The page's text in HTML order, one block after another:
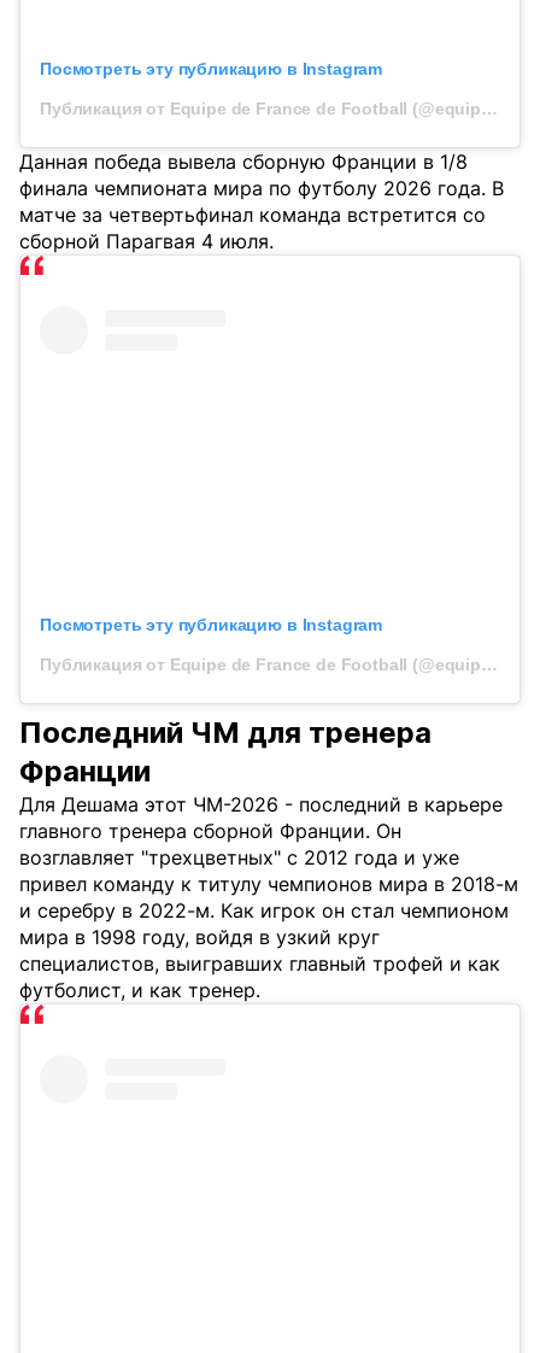
Посмотреть эту публикацию в Instagram
Публикация от Equipe de France de Football (@equipedefrance)
Данная победа вывела сборную Франции в 1/8
финала чемпионата мира по футболу 2026 года. В
матче за четвертьфинал команда встретится со
сборной Парагвая 4 июля.
Посмотреть эту публикацию в Instagram
Публикация от Equipe de France de Football (@equipedefrance)
Последний ЧМ для тренера
Франции
Для Дешама этот ЧМ-2026 - последний в карьере
главного тренера сборной Франции. Он
возглавляет "трехцветных" с 2012 года и уже
привел команду к титулу чемпионов мира в 2018-м
и серебру в 2022-м. Как игрок он стал чемпионом
мира в 1998 году, войдя в узкий круг
специалистов, выигравших главный трофей и как
футболист, и как тренер.